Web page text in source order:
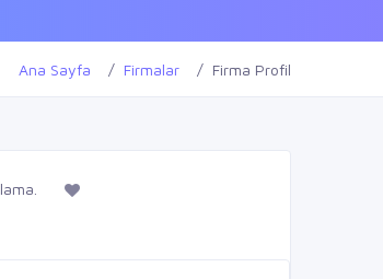
Ana Sayfa Firmalar Firma Profil